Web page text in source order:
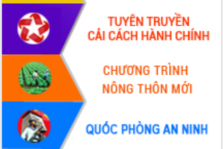
Đắk Lắk đẩy mạnh nuôi biển công
nghệ, hướng tới phát triển thủy sản
bền vững
Tập huấn nâng cao năng lực triển khai
chuyển đổi số cho cán bộ, công chức
cấp xã
Đắk Lắk phát động hưởng ứng Ngày
Quyền của người tiêu dùng Việt Nam
2026
Đẩy mạnh cải cách hành chính, quyết
tâm đạt được mục tiêu tăng trưởng
hai con số trong năm 2026
Tổ chức trang trọng Lễ hội Đền thờ
Lương Văn Chánh năm 2026